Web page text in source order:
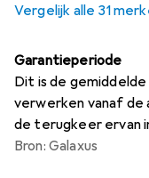
Vergelijk alle 31
Garantieperiode
Dit is de
verwerken vanaf
de terugkeer ervan
Bron: Galaxus